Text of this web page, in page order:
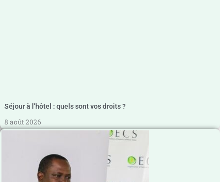
Séjour à l’hôtel : quels sont vos droits ?
8 août 2026